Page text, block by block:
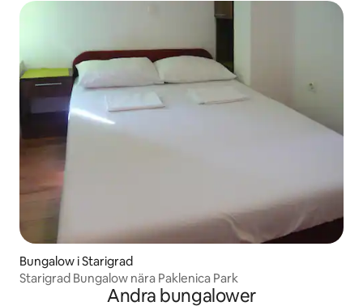
Bungalow i Starigrad
Starigrad Bungalow nära Paklenica Park
Andra bungalower